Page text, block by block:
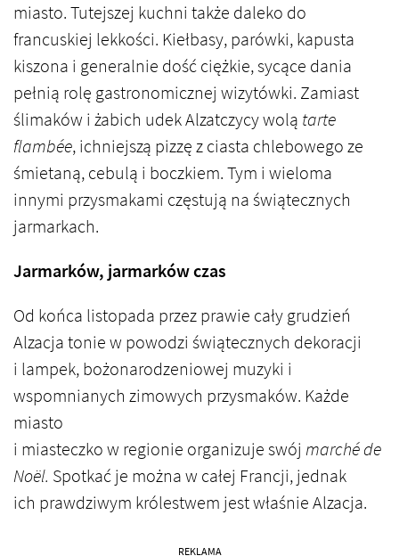
miasto. Tutejszej kuchni także daleko do
francuskiej lekkości. Kiełbasy, parówki, kapusta
kiszona i generalnie dość ciężkie, sycące dania
pełnią rolę gastronomicznej wizytówki. Zamiast
ślimaków i żabich udek Alzatczycy wolą tarte
flambée, ichniejszą pizzę z ciasta chlebowego ze
śmietaną, cebulą i boczkiem. Tym i wieloma
innymi przysmakami częstują na świątecznych
jarmarkach.
Jarmarków, jarmarków czas
Od końca listopada przez prawie cały grudzień
Alzacja tonie w powodzi świątecznych dekoracji
i lampek, bożonarodzeniowej muzyki i
wspomnianych zimowych przysmaków. Każde
miasto
i miasteczko w regionie organizuje swój marché de
Noël. Spotkać je można w całej Francji, jednak
ich prawdziwym królestwem jest właśnie Alzacja.
REKLAMA